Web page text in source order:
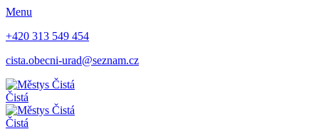
Menu
+420 313 549 454
cista.obecni-urad@seznam.cz
Čistá
Čistá